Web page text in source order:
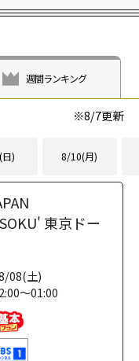
週間ランキング
※8/7更新
) 8/10(月)
東京ドー
08(土)
～01:00